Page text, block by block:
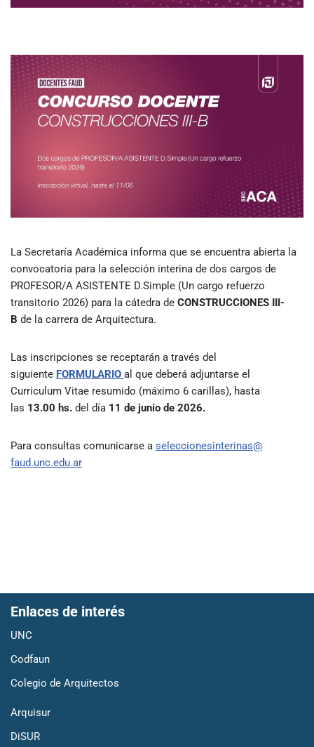
La Secretaría Académica informa que se encuentra abierta la
convocatoria para la selección interina de dos cargos de
PROFESOR/A ASISTENTE D.Simple (Un cargo refuerzo
transitorio 2026) para la cátedra de CONSTRUCCIONES III-
B de la carrera de Arquitectura.
Las inscripciones se receptarán a través del
siguiente FORMULARIO al que deberá adjuntarse el
Curriculum Vitae resumido (máximo 6 carillas), hasta
las 13.00 hs. del día 11 de junio de 2026.
Para consultas comunicarse a seleccionesinterinas@
faud.unc.edu.ar
Enlaces de interés
UNC
Codfaun
Colegio de Arquitectos
Arquisur
DiSUR